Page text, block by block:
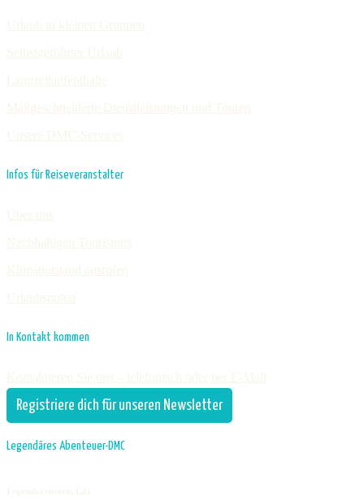
Infos für Reiseveranstalter
In Kontakt kommen
Registriere dich für unseren Newsletter
Legendäres Abenteuer-DMC